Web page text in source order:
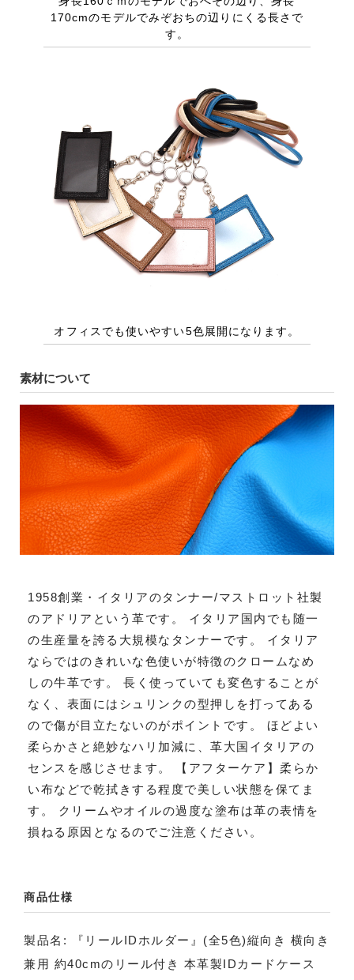
素材について
1958創業・イタリアのタンナー/マストロット社製
のアドリアという革です。 イタリア国内でも随一
の生産量を誇る大規模なタンナーです。 イタリア
ならではのきれいな色使いが特徴のクロームなめ
しの牛革です。 長く使っていても変色することが
なく、表面にはシュリンクの型押しを打ってある
ので傷が目立たないのがポイントです。 ほどよい
柔らかさと絶妙なハリ加減に、革大国イタリアの
センスを感じさせます。 【アフターケア】柔らか
い布などで乾拭きする程度で美しい状態を保てま
す。 クリームやオイルの過度な塗布は革の表情を
損ねる原因となるのでご注意ください。
商品仕様
製品名: 『リールIDホルダー』(全5色)縦向き 横向き
兼用 約40cmのリール付き 本革製IDカードケース